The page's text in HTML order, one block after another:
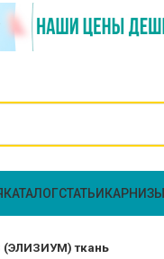
КАТАЛОГСТАТЬИ КАРНИЗЫ
(ЭЛИЗИУМ) ткань